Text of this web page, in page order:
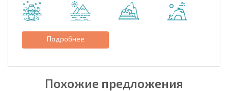
Подробнее
Похожие предложения